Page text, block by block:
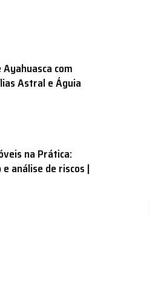
com
Astral e Águia
na Prática:
análise de riscos |